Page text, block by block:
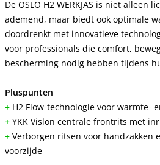
De OSLO H2 WERKJAS is niet alleen
ademend, maar biedt ook optimale
doordrenkt met innovatieve
voor professionals die comfort,
bescherming nodig hebben tijdens
Pluspunten
+ H2 Flow-technologie voor warmte-
+ YKK Vislon centrale frontrits met
+ Verborgen ritsen voor handzakken
voorzijde